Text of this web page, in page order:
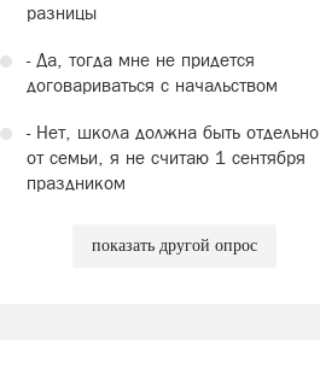
разницы
- Да, тогда мне не придется
договариваться с начальством
- Нет, школа должна быть отдельно
от семьи, я не считаю 1 сентября
праздником
показать другой опрос